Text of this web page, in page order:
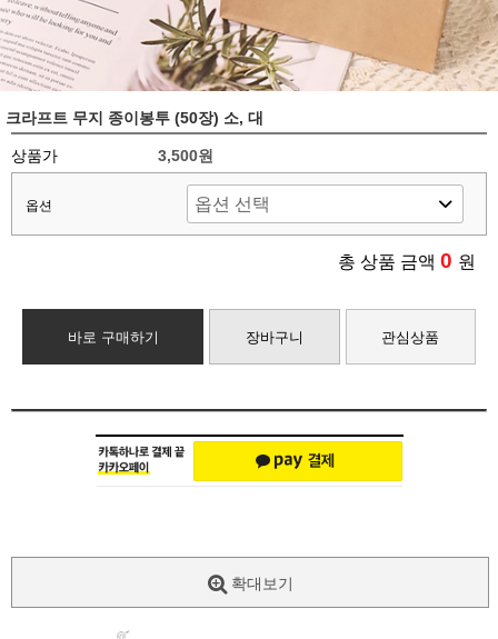
크라프트 무지 종이봉투 (50장) 소, 대
상품가 3,500원
옵션
총 상품 금액 0 원
바로 구매하기 장바구니 관심상품
확대보기